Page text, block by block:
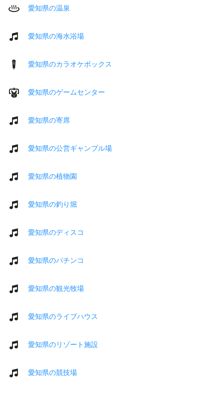
愛知県の温泉
愛知県の海水浴場
愛知県のカラオケボックス
愛知県のゲームセンター
愛知県の寄席
愛知県の公営ギャンブル場
愛知県の植物園
愛知県の釣り堀
愛知県のディスコ
愛知県のパチンコ
愛知県の観光牧場
愛知県のライブハウス
愛知県のリゾート施設
愛知県の競技場